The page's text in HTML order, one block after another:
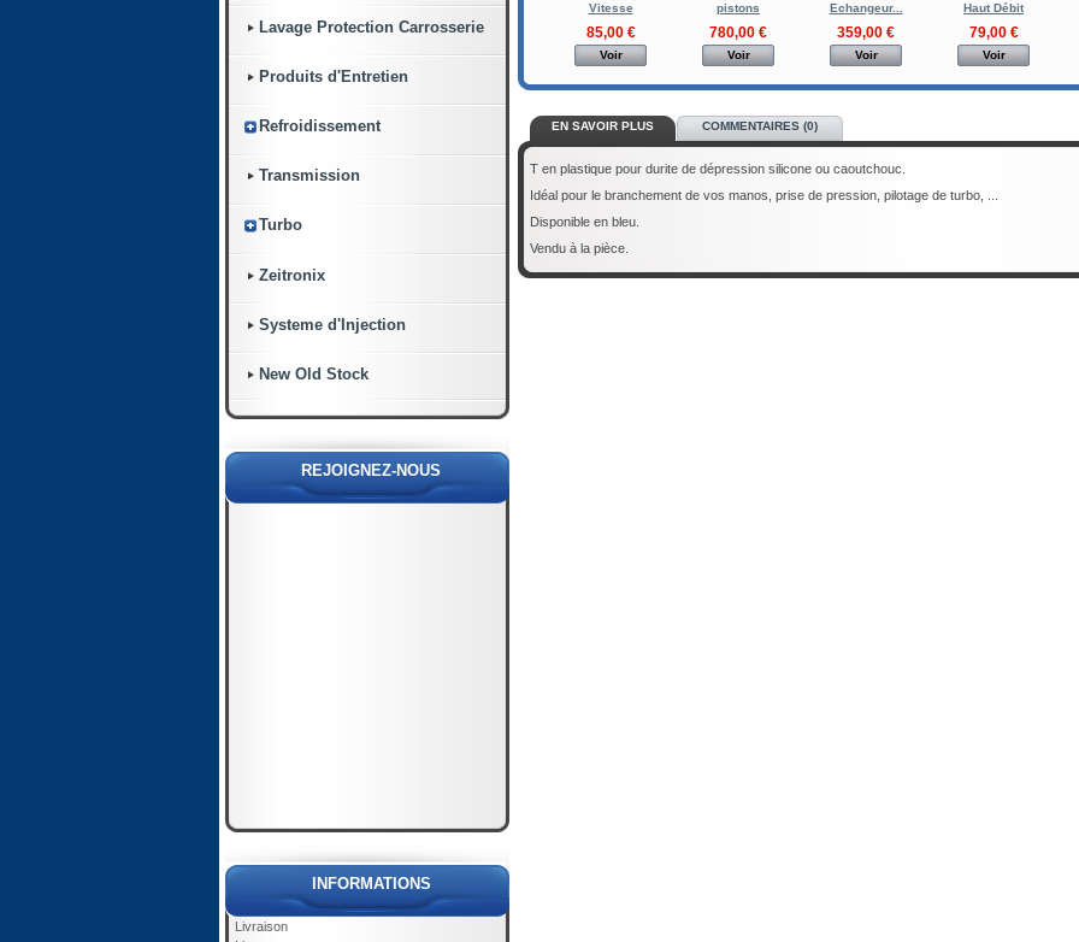
Lavage Protection Carrosserie
Produits d'Entretien
Refroidissement
Transmission
Turbo
Zeitronix
Systeme d'Injection
New Old Stock
REJOIGNEZ-NOUS
INFORMATIONS
Livraison
Vitesse
85,00 €
Voir
pistons
780,00 €
Voir
Echangeur...
359,00 €
Voir
Haut Débit
79,00 €
Voir
EN SAVOIR PLUS COMMENTAIRES (0)
T en plastique pour durite de dépression silicone ou caoutchouc.
Idéal pour le branchement de vos manos, prise de pression, pilotage de turbo, ...
Disponible en bleu.
Vendu à la pièce.